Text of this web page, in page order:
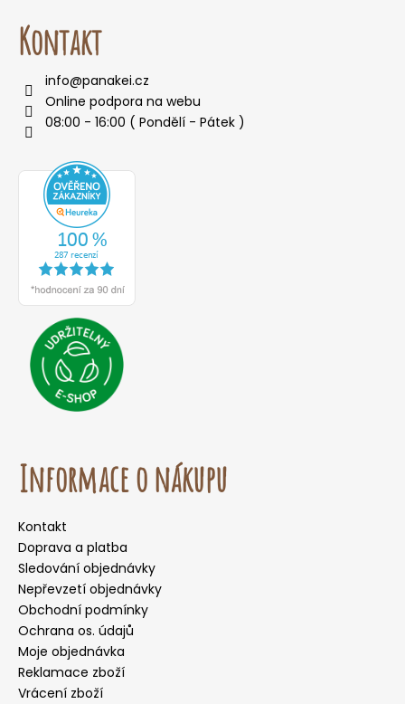
Kontakt
info@panakei.cz
Online podpora na webu
08:00 - 16:00 ( Pondělí - Pátek )
Informace o nákupu
Kontakt
Doprava a platba
Sledování objednávky
Nepřevzetí objednávky
Obchodní podmínky
Ochrana os. údajů
Moje objednávka
Reklamace zboží
Vrácení zboží